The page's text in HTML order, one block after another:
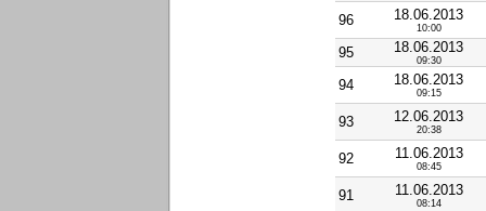
96 18.06.2013
10:00
95 18.06.2013
09:30
94 18.06.2013
09:15
93 12.06.2013
20:38
92 11.06.2013
08:45
91 11.06.2013
08:14